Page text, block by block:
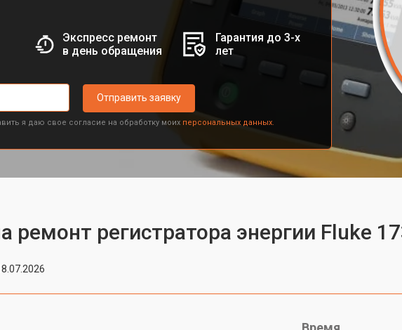
Экспресс ремонт
в день обращения
Гарантия до 3-х
лет
Отправить заявку
я даю свое согласие на обработку моих персональных данных.
ремонт регистратора энергии Fluke